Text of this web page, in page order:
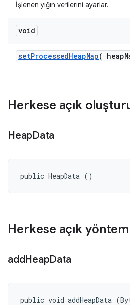
İşlenen yığın verilerini ayarlar.
void
setProcessedHeapMap( heap
Herkese açık
HeapData
public HeapData ()
Herkese açık
addHeapData
public void addHeapData